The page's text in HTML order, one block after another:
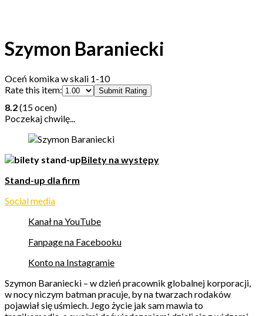
Szymon Baraniecki
Oceń komika w skali 1-10
Rate this item:
Submit Rating
8.2(15 ocen)
Poczekaj chwilę...
Bilety na występy
Stand-up dla firm
Social media
Kanał na YouTube
Fanpage na Facebooku
Konto na Instagramie
Szymon Baraniecki – w dzień pracownik globalnej korporacji,
w nocy niczym batman pracuje, by na twarzach rodaków
pojawiał się uśmiech. Jego życie jak sam mawia to